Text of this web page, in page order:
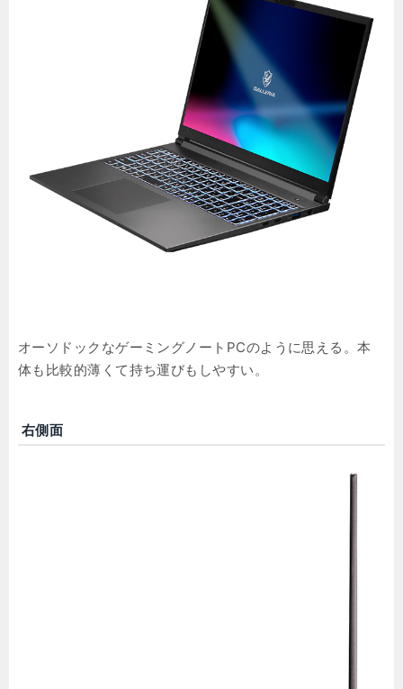
オーソドックなゲーミングノートPCのように思える。本
体も比較的薄くて持ち運びもしやすい。
右側面